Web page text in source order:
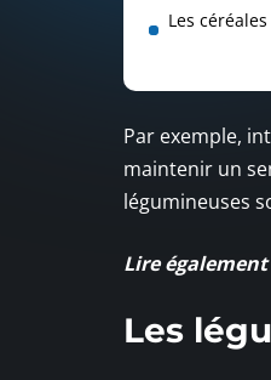
Les
Par exemple,
maintenir un
légumineuses
Lire également
Les